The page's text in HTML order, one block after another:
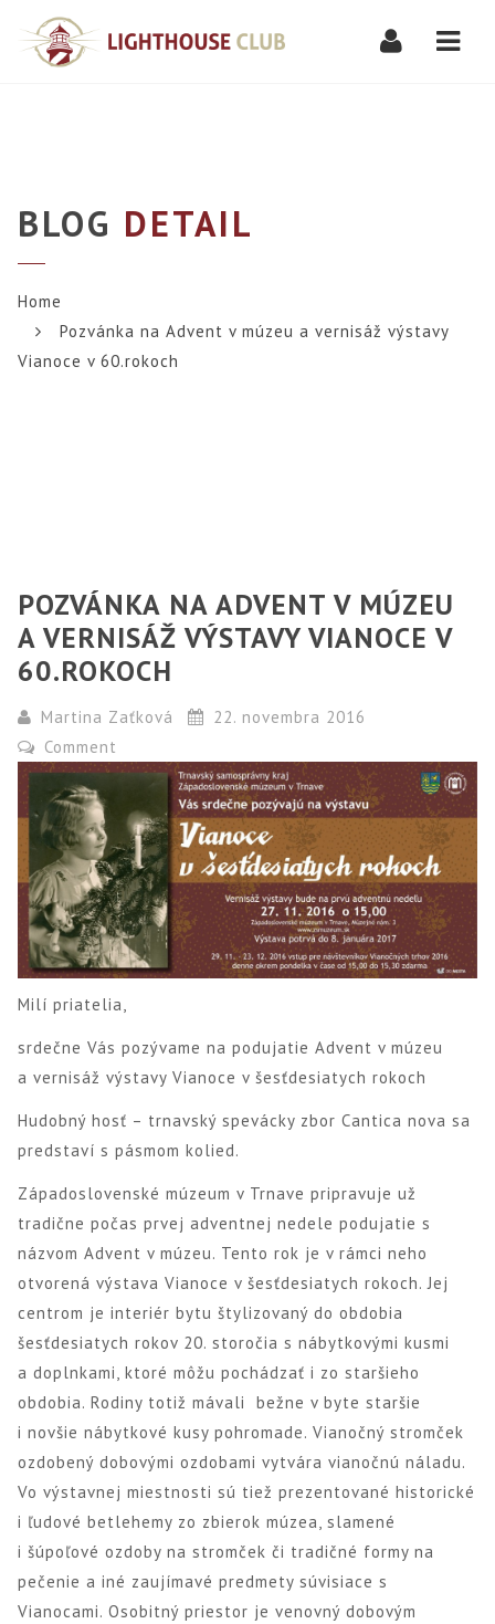
BLOG DETAIL
Home
Pozvánka na Advent v múzeu a vernisáž výstavy
Vianoce v 60.rokoch
POZVÁNKA NA ADVENT V MÚZEU
A VERNISÁŽ VÝSTAVY VIANOCE V
60.ROKOCH
Martina Zaťková
22. novembra 2016
Comment
Milí priatelia,
srdečne Vás pozývame na podujatie Advent v múzeu
a vernisáž výstavy Vianoce v šesťdesiatych rokoch
Hudobný hosť – trnavský spevácky zbor Cantica nova sa
predstaví s pásmom kolied.
Západoslovenské múzeum v Trnave pripravuje už
tradične počas prvej adventnej nedele podujatie s
názvom Advent v múzeu. Tento rok je v rámci neho
otvorená výstava Vianoce v šesťdesiatych rokoch. Jej
centrom je interiér bytu štylizovaný do obdobia
šesťdesiatych rokov 20. storočia s nábytkovými kusmi
a doplnkami, ktoré môžu pochádzať i zo staršieho
obdobia. Rodiny totiž mávali bežne v byte staršie
i novšie nábytkové kusy pohromade. Vianočný stromček
ozdobený dobovými ozdobami vytvára vianočnú náladu.
Vo výstavnej miestnosti sú tiež prezentované historické
i ľudové betlehemy zo zbierok múzea, slamené
i šúpoľové ozdoby na stromček či tradičné formy na
pečenie a iné zaujímavé predmety súvisiace s
Vianocami. Osobitný priestor je venovný dobovým